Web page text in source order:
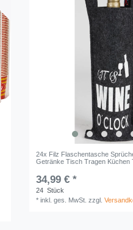
24x Filz Flaschentasche
Getränke Tisch Tragen Küchen
34,99 € *
24 Stück
*inkl. ges. MwSt. zzgl.